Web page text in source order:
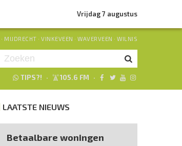
Vrijdag 7 augustus
· MIJDRECHT · VINKEVEEN · WAVERVEEN · WILNIS
TIPS?! · 105.6 FM ·
LAATSTE NIEUWS
Betaalbare woningen